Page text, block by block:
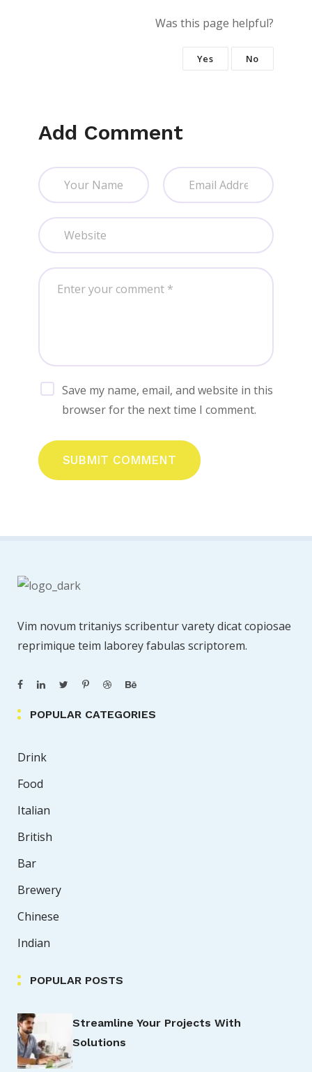
g
a
t
i
o
n
Was this page helpful?
Yes No
Add Comment
SUBMIT COMMENT
Save my name, email, and website in this
browser for the next time I comment.
Vim novum tritaniys scribentur varety dicat copiosae
reprimique teim laborey fabulas scriptorem.
POPULAR CATEGORIES
Drink
Food
Italian
British
Bar
Brewery
Chinese
Indian
POPULAR POSTS
Streamline Your Projects With
Solutions